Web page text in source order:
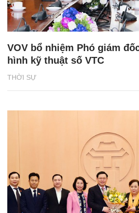
THỜI SỰ
VOV bổ nhiệm Phó giám
hình kỹ thuật số VTC